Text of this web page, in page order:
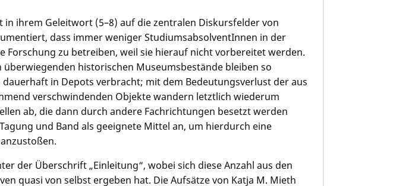
in ihrem Geleitwort (5–8) auf die zentralen Diskursfelder von
dass immer weniger StudiumsabsolventInnen in der
Forschung zu betreiben, weil sie hierauf nicht vorbereitet werden.
historischen Museumsbestände bleiben so
in Depots verbracht; mit dem Bedeutungsverlust der aus
verschwindenden Objekte wandern letztlich wiederum
ab, die dann durch andere Fachrichtungen besetzt werden
und Band als geeignete Mittel an, um hierdurch eine
der Überschrift „Einleitung“, wobei sich diese Anzahl aus den
quasi von selbst ergeben hat. Die Aufsätze von Katja M. Mieth